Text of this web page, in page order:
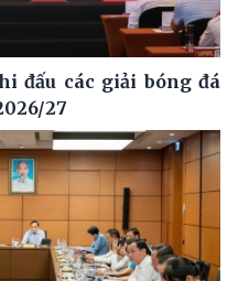
đấu các giải bóng đá
27